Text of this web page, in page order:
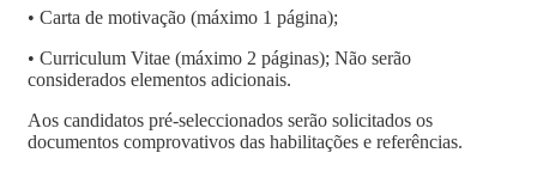
• Carta de motivação (máximo 1 página);
• Curriculum Vitae (máximo 2 páginas); Não serão
considerados elementos adicionais.
Aos candidatos pré-seleccionados serão solicitados os
documentos comprovativos das habilitações e referências.